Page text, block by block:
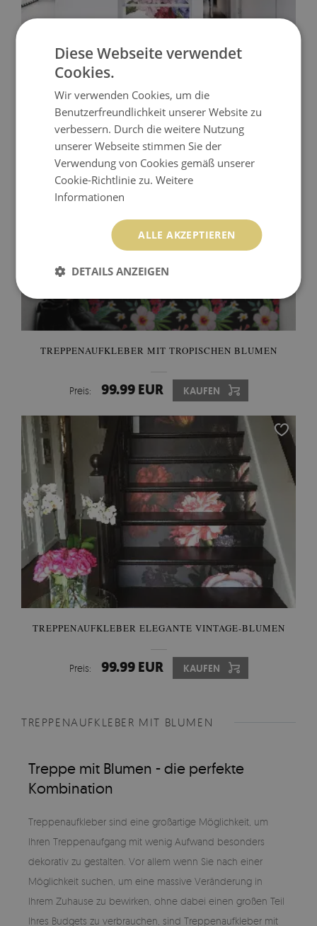
TREPPENAUFKLEBER BLUMENSTRÄUSSE
Preis: 99.99 EUR KAUFEN
TREPPENAUFKLEBER MIT TROPISCHEN BLUMEN
Preis: 99.99 EUR KAUFEN
TREPPENAUFKLEBER ELEGANTE VINTAGE-BLUMEN
Preis: 99.99 EUR KAUFEN
TREPPENAUFKLEBER MIT BLUMEN
Treppe mit Blumen - die perfekte
Kombination
Treppenaufkleber sind eine großartige Möglichkeit, um
Ihren Treppenaufgang mit wenig Aufwand besonders
dekorativ zu gestalten. Vor allem wenn Sie nach einer
Möglichkeit suchen, um eine massive Veränderung in
Ihrem Zuhause zu bewirken, ohne dabei einen großen Teil
Ihres Budgets zu verbrauchen, sind Treppenaufkleber mit
Diese Webseite verwendet
Cookies.
Wir verwenden Cookies, um die
Benutzerfreundlichkeit unserer Website zu
verbessern. Durch die weitere Nutzung
unserer Webseite stimmen Sie der
Verwendung von Cookies gemäß unserer
Cookie-Richtlinie zu.Weitere
Informationen
ALLE AKZEPTIEREN
DETAILS ANZEIGEN